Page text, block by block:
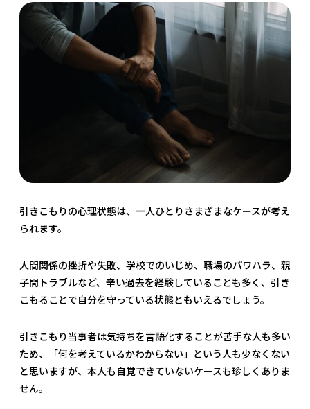
引きこもりの心理状態は、一人ひとりさまざまなケースが考え
られます。
人間関係の挫折や失敗、学校でのいじめ、職場のパワハラ、親
子間トラブルなど、辛い過去を経験していることも多く、引き
こもることで自分を守っている状態ともいえるでしょう。
引きこもり当事者は気持ちを言語化することが苦手な人も多い
ため、「何を考えているかわからない」という人も少なくない
と思いますが、本人も自覚できていないケースも珍しくありま
せん。